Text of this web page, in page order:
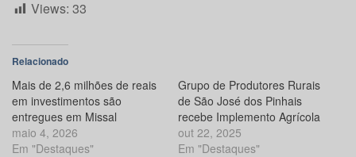
Views: 33
Relacionado
Mais de 2,6 milhões de reais
em investimentos são
entregues em Missal
maio 4, 2026
Em "Destaques"
Grupo de Produtores Rurais
de São José dos Pinhais
recebe Implemento Agrícola
out 22, 2025
Em "Destaques"